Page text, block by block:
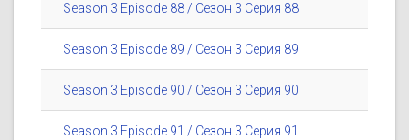
Season 3 Episode 88 / Сезон 3 Серия 88
Season 3 Episode 89 / Сезон 3 Серия 89
Season 3 Episode 90 / Сезон 3 Серия 90
Season 3 Episode 91 / Сезон 3 Серия 91